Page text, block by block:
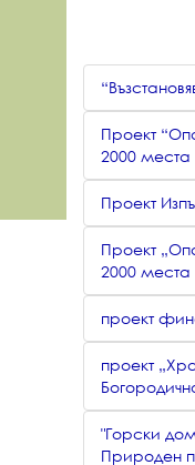
Проект
2000 места
Проект
Проект
2000 места
проект
проект
"Горски
Природен